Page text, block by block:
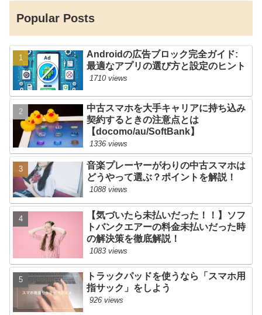
Popular Posts
Androidの広告ブロック完全ガイド:
最適なアプリの選び方と設定のヒント
1710 views
中古スマホを大手キャリアに持ち込み
契約するときの注意点とは
【docomo/au/SoftBank】
1336 views
音楽プレーヤーがわりの中古スマホは
どうやって選ぶ？ポイントを解説！
1088 views
【気づいたら未払いだった！！】ソフ
トバンクエアーの料金未払いだった時
の解決策を徹底解説！
1083 views
トラックパッドを使うなら「スマホ用
指サック」をしよう
926 views